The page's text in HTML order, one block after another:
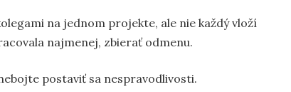
na jednom projekte, ale nie každý vloží
najmenej, zbierať odmenu.
postaviť sa nespravodlivosti.